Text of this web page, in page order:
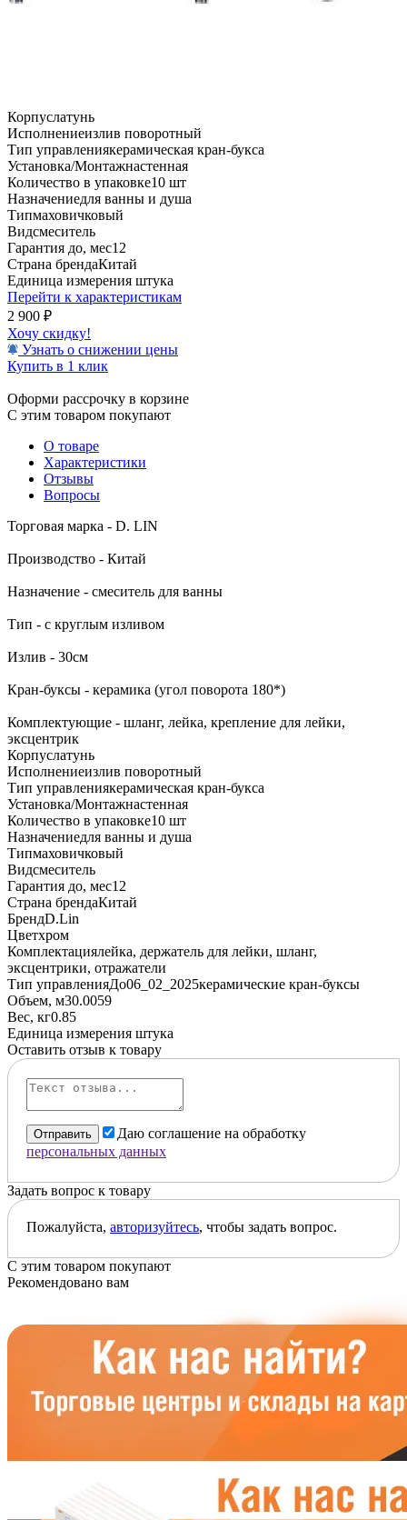
Корпуслатунь
Исполнениеизлив поворотный
Тип управлениякерамическая кран-букса
Установка/Монтажнастенная
Количество в упаковке10 шт
Назначениедля ванны и душа
Типмаховичковый
Видсмеситель
Гарантия до, мес12
Страна брендаКитай
Единица измерения штука
Перейти к характеристикам
2 900 ₽
Хочу скидку!
Узнать о снижении цены
Купить в 1 клик
Оформи рассрочку в корзине
С этим товаром покупают
О товаре
Характеристики
Отзывы
Вопросы
Торговая марка - D. LIN
Производство - Китай
Назначение - смеситель для ванны
Тип - с круглым изливом
Излив - 30см
Кран-буксы - керамика (угол поворота 180*)
Комплектующие - шланг, лейка, крепление для лейки,
эксцентрик
Корпуслатунь
Исполнениеизлив поворотный
Тип управлениякерамическая кран-букса
Установка/Монтажнастенная
Количество в упаковке10 шт
Назначениедля ванны и душа
Типмаховичковый
Видсмеситель
Гарантия до, мес12
Страна брендаКитай
БрендD.Lin
Цветхром
Комплектациялейка, держатель для лейки, шланг,
эксцентрики, отражатели
Тип управленияДо06_02_2025керамические кран-буксы
Объем, м30.0059
Вес, кг0.85
Единица измерения штука
Оставить отзыв к товару
Отправить
Даю соглашение на обработку
персональных данных
Задать вопрос к товару
Пожалуйста, авторизуйтесь, чтобы задать вопрос.
С этим товаром покупают
Рекомендовано вам